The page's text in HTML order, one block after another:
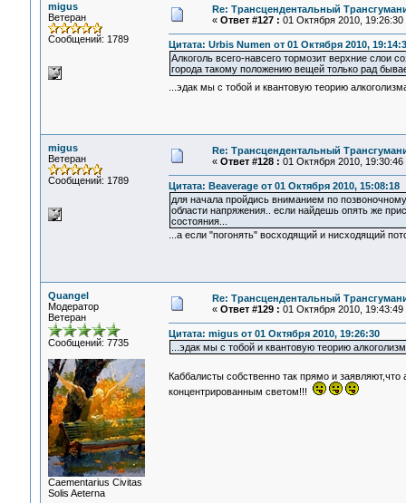
migus
Ветеран
Сообщений: 1789
Re: Трансцендентальный
« Ответ #127 : 01 Октября 2010, 19:26:30
Цитата: Urbis Numen от 01 Октября 2010,
Алкоголь всего-навсего тормозит верхние
города такому положению вещей только рад
...эдак мы с тобой и квантовую теорию
migus
Ветеран
Сообщений: 1789
Re: Трансцендентальный
« Ответ #128 : 01 Октября 2010, 19:30:46
Цитата: Beaverage от 01 Октября 2010, 15:08:18
для начала пройдись вниманием по
области напряжения.. если найдешь опять же
состояния...
...а если "погонять" восходящий и нисходящий
Quangel
Модератор
Ветеран
Сообщений: 7735
Сaementarius Civitas
Solis Aeterna
Re: Трансцендентальный
« Ответ #129 : 01 Октября 2010, 19:43:49
Цитата: migus от 01 Октября 2010, 19:26:30
...эдак мы с тобой и квантовую теорию
Каббалисты собственно так прямо и
концентрированным светом!!!